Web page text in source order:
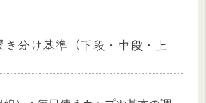
き分け基準（下段・中段・上